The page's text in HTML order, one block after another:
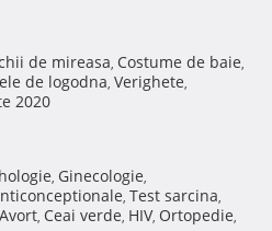
de mireasa, Costume de baie,
de logodna, Verighete,
2020
, Ginecologie,
, Test sarcina,
Avort, Ceai verde, HIV, Ortopedie,